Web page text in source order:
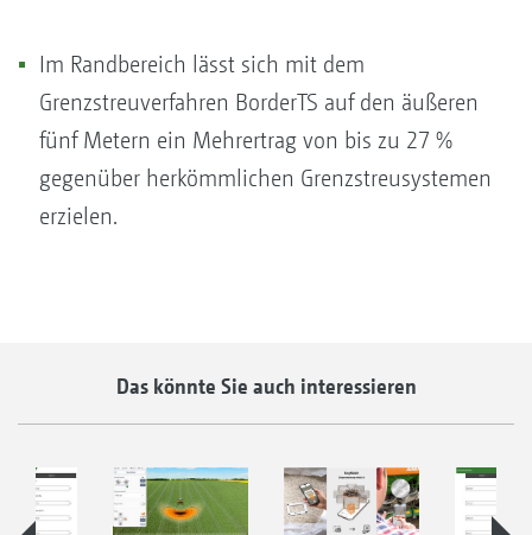
Im Randbereich lässt sich mit dem
Grenzstreuverfahren BorderTS auf den äußeren
fünf Metern ein Mehrertrag von bis zu 27 %
gegenüber herkömmlichen Grenzstreusystemen
erzielen.
Das könnte Sie auch interessieren